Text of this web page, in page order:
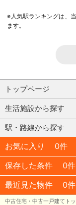
※人気駅ランキングは、
ます。
トップページ
生活施設から探す
駅・路線から探す
お気に入り
0件
保存した条件
0件
最近見た物件
0件
中古住宅・中古一戸建てト